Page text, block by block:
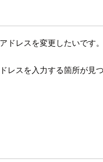
レスを変更したいです。
スを入力する箇所が見つ